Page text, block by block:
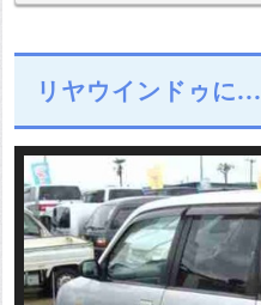
リヤウインドゥに...